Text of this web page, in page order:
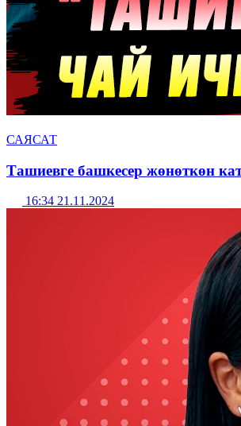
САЯСАТ
Ташиевге башкесер жөнөткөн
16:34 21.11.2024